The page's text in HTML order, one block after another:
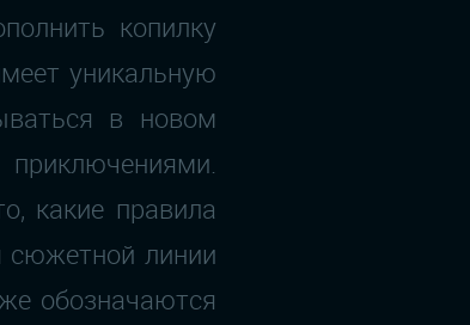
копилку
уникальную
в новом
какие правила
сюжетной линии
обозначаются